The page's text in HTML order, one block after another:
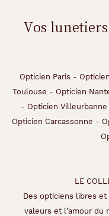
Vos
Opticien Paris -
Toulouse - Opticien
- Opticien Villeurbanne
Opticien Carcassonne -
LE
Des opticiens libres
valeurs et l’amour du